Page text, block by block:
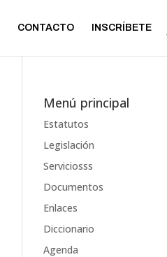
CONTACTO INSCRÍBETE
Menú principal
Estatutos
Legislación
Serviciosss
Documentos
Enlaces
Diccionario
Agenda